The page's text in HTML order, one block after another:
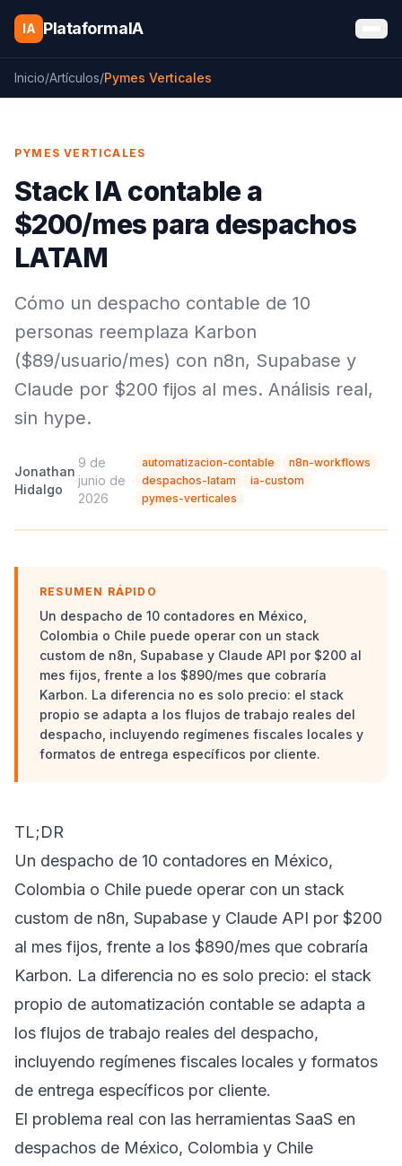
Saltar al contenido
IA PlataformaIA
Inicio/Artículos/Pymes Verticales
PYMES VERTICALES
Stack IA contable a
$200/mes para despachos
LATAM
Cómo un despacho contable de 10
personas reemplaza Karbon
($89/usuario/mes) con n8n, Supabase y
Claude por $200 fijos al mes. Análisis real,
sin hype.
Jonathan
Hidalgo
·
9 de
junio de
2026
·
automatizacion-contable
n8n-workflows
despachos-latam
ia-custom
pymes-verticales
RESUMEN RÁPIDO
Un despacho de 10 contadores en México,
Colombia o Chile puede operar con un stack
custom de n8n, Supabase y Claude API por $200 al
mes fijos, frente a los $890/mes que cobraría
Karbon. La diferencia no es solo precio: el stack
propio se adapta a los flujos de trabajo reales del
despacho, incluyendo regímenes fiscales locales y
formatos de entrega específicos por cliente.
TL;DR
Un despacho de 10 contadores en México,
Colombia o Chile puede operar con un stack
custom de n8n, Supabase y Claude API por $200
al mes fijos, frente a los $890/mes que cobraría
Karbon. La diferencia no es solo precio: el stack
propio de automatización contable se adapta a
los flujos de trabajo reales del despacho,
incluyendo regímenes fiscales locales y formatos
de entrega específicos por cliente.
El problema real con las herramientas SaaS en
despachos de México, Colombia y Chile